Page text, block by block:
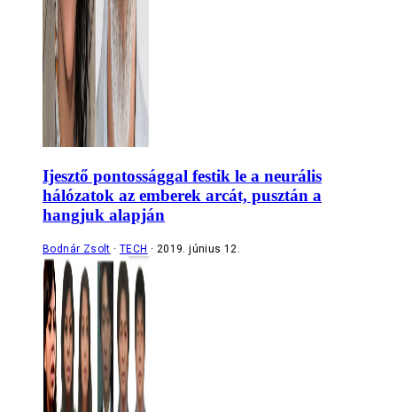
Ijesztő pontossággal festik le a neurális
hálózatok az emberek arcát, pusztán a
hangjuk alapján
Bodnár Zsolt TECH 2019. június 12.